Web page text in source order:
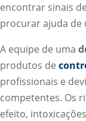
encontrar sinais
procurar ajuda de
A equipe de uma
produtos de
profissionais e
competentes. Os
efeito,